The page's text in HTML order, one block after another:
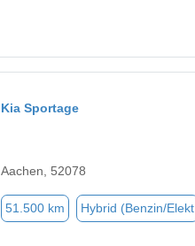
Kia Sportage
Aachen, 52078
51.500 km Hybrid (Benzin/Elekt